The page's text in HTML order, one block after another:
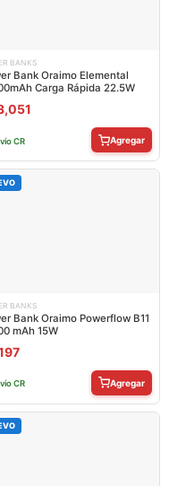
BANKS
Bank Oraimo Elemental
Carga Rápida 22.5W
CR Agregar
BANKS
Bank Oraimo Powerflow B11
mAh 15W
CR Agregar